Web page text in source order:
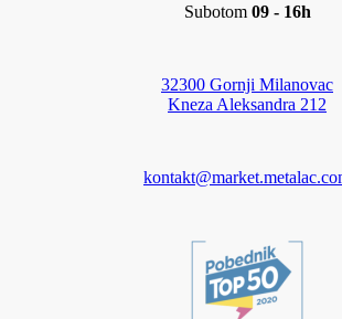
Subotom 09 - 16h
32300 Gornji Milanovac
Kneza Aleksandra 212